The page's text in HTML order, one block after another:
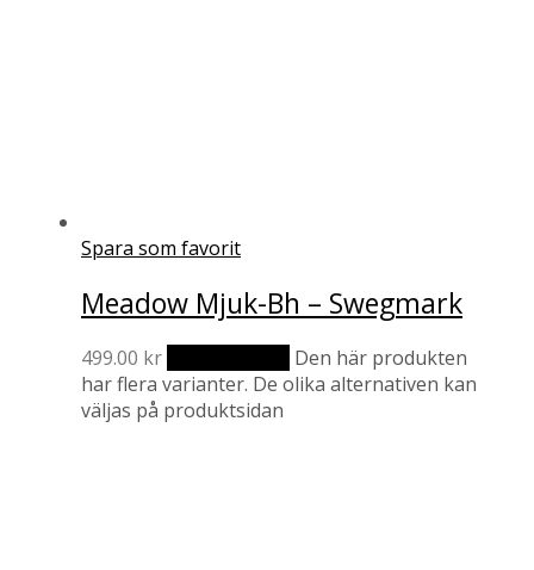
Spara som favorit
Meadow Mjuk-Bh – Swegmark
499.00 kr
Den här produkten
har flera varianter. De olika alternativen kan
väljas på produktsidan